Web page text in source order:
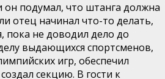
он подумал, что штанга должна
отец начинал что-то делать,
пока не доводил дело до
выдающихся спортсменов,
игр, обеспечил
секцию. В гости к